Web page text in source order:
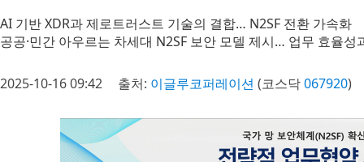
AI 기반 XDR과 제로트러스트 기술의 결합… N2SF 전환 가속화
공공·민간 아우르는 차세대 N2SF 보안 모델 제시… 업무 효율성
2025-10-16 09:42 출처: 이글루코퍼레이션 (코스닥067920)